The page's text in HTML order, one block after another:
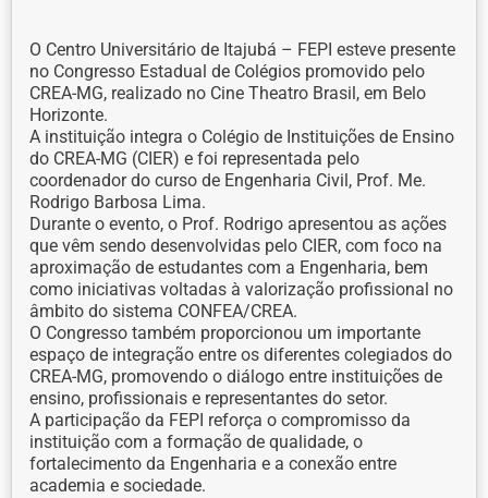
O Centro Universitário de Itajubá – FEPI esteve presente
no Congresso Estadual de Colégios promovido pelo
CREA-MG, realizado no Cine Theatro Brasil, em Belo
Horizonte.
A instituição integra o Colégio de Instituições de Ensino
do CREA-MG (CIER) e foi representada pelo
coordenador do curso de Engenharia Civil, Prof. Me.
Rodrigo Barbosa Lima.
Durante o evento, o Prof. Rodrigo apresentou as ações
que vêm sendo desenvolvidas pelo CIER, com foco na
aproximação de estudantes com a Engenharia, bem
como iniciativas voltadas à valorização profissional no
âmbito do sistema CONFEA/CREA.
O Congresso também proporcionou um importante
espaço de integração entre os diferentes colegiados do
CREA-MG, promovendo o diálogo entre instituições de
ensino, profissionais e representantes do setor.
A participação da FEPI reforça o compromisso da
instituição com a formação de qualidade, o
fortalecimento da Engenharia e a conexão entre
academia e sociedade.